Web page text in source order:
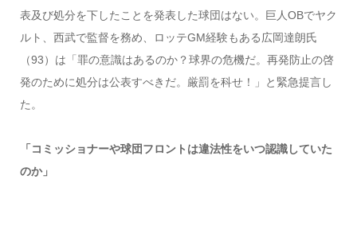
表及び処分を下したことを発表した球団はない。巨人OBでヤク
ルト、西武で監督を務め、ロッテGM経験もある広岡達朗氏
（93）は「罪の意識はあるのか？球界の危機だ。再発防止の啓
発のために処分は公表すべきだ。厳罰を科せ！」と緊急提言し
た。
「コミッショナーや球団フロントは違法性をいつ認識していた
のか」